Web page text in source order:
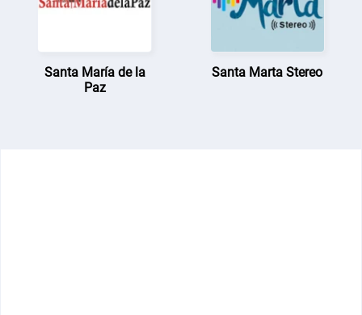
Santa María de la
Paz
Santa Marta Stereo